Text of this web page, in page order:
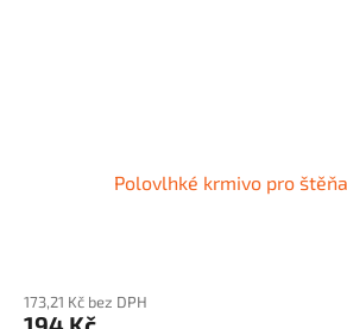
Polovlhké krmivo pro
173,21 Kč bez DPH